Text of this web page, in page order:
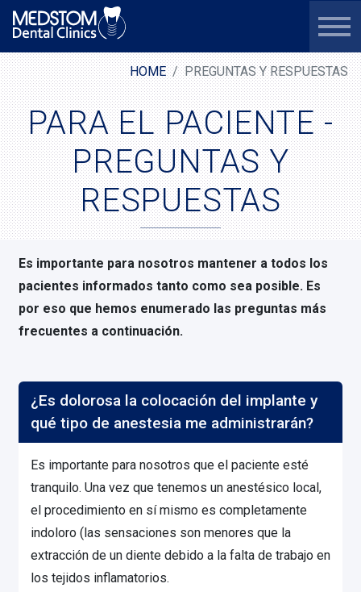
HOME PREGUNTAS Y RESPUESTAS
PARA EL PACIENTE -
PREGUNTAS Y
RESPUESTAS
Es importante para nosotros mantener a todos los
pacientes informados tanto como sea posible. Es
por eso que hemos enumerado las preguntas más
frecuentes a continuación.
¿Es dolorosa la colocación del implante y
qué tipo de anestesia me administrarán?
Es importante para nosotros que el paciente esté
tranquilo. Una vez que tenemos un anestésico local,
el procedimiento en sí mismo es completamente
indoloro (las sensaciones son menores que la
extracción de un diente debido a la falta de trabajo en
los tejidos inflamatorios.